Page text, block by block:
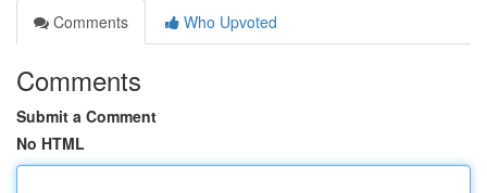
Comments
Who Upvoted
Comments
Submit a Comment
No HTML